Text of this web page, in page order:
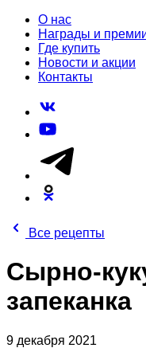
О нас
Награды и
Где купить
Новости и акции
Контакты
Все рецепты
Сырно-
запеканка
9 декабря 2021